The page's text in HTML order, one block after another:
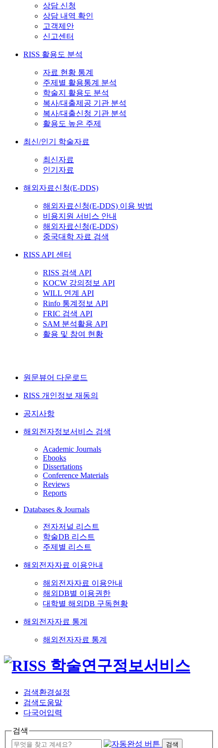
상담 신청
상담 내역 확인
고객제안
신고센터
RISS 활용도 분석
자료 현황 통계
주제별 활용통계 분석
학술지 활용도 분석
복사/대출제공 기관 분석
복사/대출신청 기관 분석
활용도 높은 주제
최신/인기 학술자료
최신자료
인기자료
해외자료신청(E-DDS)
해외자료신청(E-DDS) 이용 방법
비용지원 서비스 안내
해외자료신청(E-DDS)
중국대학 자료 검색
RISS API 센터
RISS 검색 API
KOCW 강의정보 API
WILL 연계 API
Rinfo 통계정보 API
FRIC 검색 API
SAM 분석활용 API
활용 및 참여 현황
원문뷰어 다운로드
RISS 개인정보 재동의
공지사항
해외전자정보서비스 검색
Academic Journals
Ebooks
Dissertations
Conference Materials
Reviews
Reports
Databases & Journals
전자저널 리스트
학술DB 리스트
주제별 리스트
해외전자자료 이용안내
해외전자자료 이용안내
해외DB별 이용권한
대학별 해외DB 구독현황
해외전자자료 통계
해외전자자료 통계
검색환경설정
검색도움말
다국어입력
검색
검색